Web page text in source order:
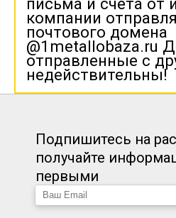
компании
почтового домена
@1metallobaza.ru
отправленные с
недействительны!
Подпишитесь на
получайте
первыми